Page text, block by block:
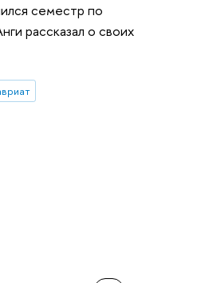
семестр по
рассказал о своих